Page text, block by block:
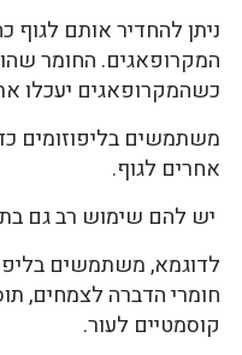
ניתן להחדיר אותם לגוף
המקרופאגים. החומר
כשהמקרופאגים יעכלו
משתמשים בליפוזומים
אחרים לגוף.
יש להם שימוש רב גם
לדוגמא, משתמשים
חומרי הדברה לצמחים,
קוסמטיים לעור.